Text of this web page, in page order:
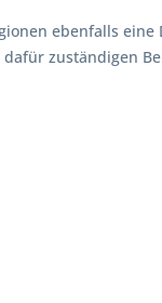
ebenfalls eine
zuständigen